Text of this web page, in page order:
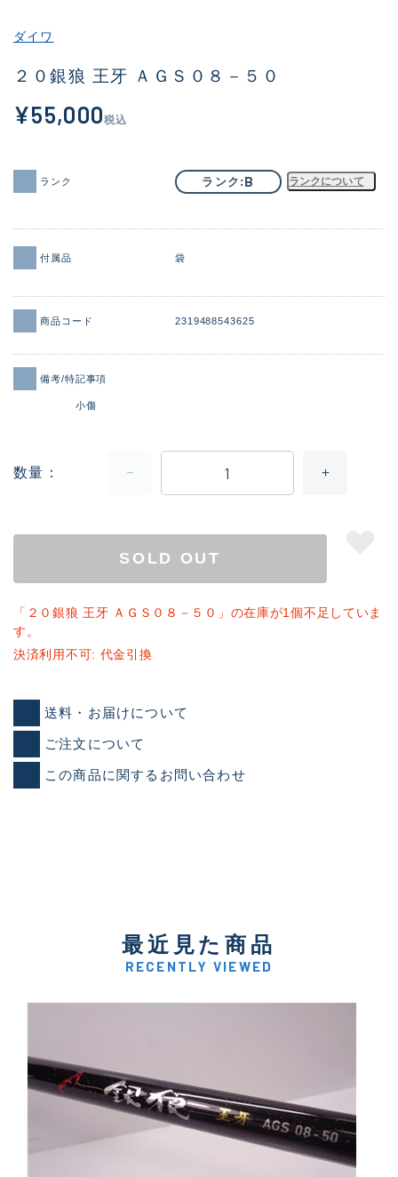
その他
新商品(2006)
価格
ダイワ
２０銀狼 王牙 ＡＧＳ０８－５０
¥55,000税込
ランク ランク B ランクについて
付属品 袋
商品コード 2319488543625
備考/特記事項
小傷
数量
SOLD OUT
「２０銀狼 王牙 ＡＧＳ０８－５０」の在庫が1個不足していま
す。
決済利用不可: 代金引換
送料・お届けについて
ご注文について
この商品に関するお問い合わせ
最近見た商品
RECENTLY VIEWED